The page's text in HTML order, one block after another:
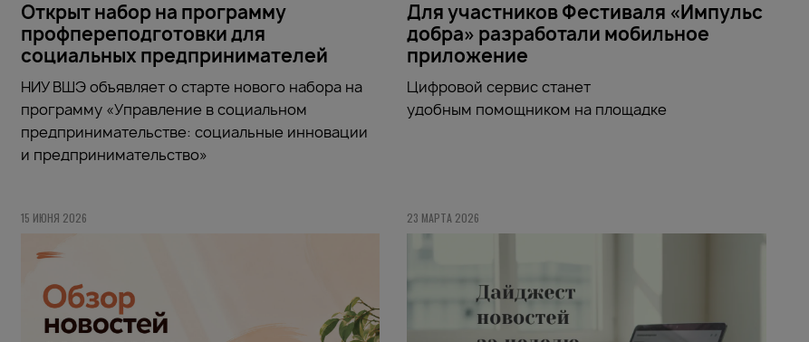
Открыт набор на программу
профпереподготовки для
социальных предпринимателей
НИУ ВШЭ объявляет о старте нового набора на
программу «Управление в социальном
предпринимательстве: социальные инновации
и предпринимательство»
Для участников Фестиваля «Импульс
добра» разработали мобильное
приложение
Цифровой сервис станет
удобным помощником на площадке
15 ИЮНЯ 2026 23 МАРТА 2026